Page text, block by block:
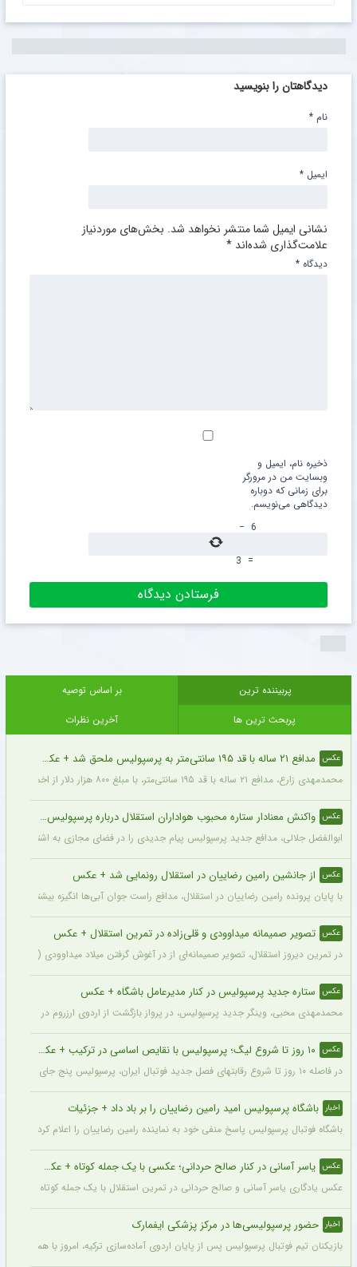
دیدگاهتان را بنویسید
نشانی ایمیل شما منتشر نخواهد شد. بخش‌های موردنیاز
علامت‌گذاری شده‌اند *
دیدگاه *
نام *
ایمیل *
ذخیره نام، ایمیل و
وبسایت من در مرورگر
برای زمانی که دوباره
دیدگاهی می‌نویسم.
6
−
=
3
پربیننده ترین
بر اساس توصیه
پربحث ترین ها
آخرین نظرات
عکس مدافع ۲۱ ساله با قد ۱۹۵ سانتی‌متر به پرسپولیس ملحق شد + عکس
محمدمهدی زارع، مدافع ۲۱ ساله با قد ۱۹۵ سانتی‌متر، با مبلغ ۸۰۰ هزار دلار از اخمت گروژنی به پرسپولیس پیوست.
عکس واکنش معنادار ستاره محبوب هواداران استقلال درباره پرسپولیس + عکس
ابوالفضل جلالی، مدافع جدید پرسپولیس پیام جدیدی را در فضای مجازی به اشتراک
عکس از جانشین رامین رضاییان در استقلال رونمایی شد + عکس
با پایان پرونده رامین رضاییان در استقلال، مدافع راست جوان آبی‌ها انگیزه بیشتری
عکس تصویر صمیمانه میداوودی و قلی‌زاده در تمرین استقلال + عکس
در تمرین دیروز استقلال، تصویر صمیمانه‌ای از در آغوش گرفتن میلاد میداوودی (مربی
عکس ستاره جدید پرسپولیس در کنار مدیرعامل باشگاه + عکس
محمدمهدی محبی، وینگر جدید پرسپولیس، در پرواز بازگشت از اردوی ارزروم در کنار
عکس ۱۰ روز تا شروع لیگ؛ پرسپولیس با نقایص اساسی در ترکیب + عکس
در فاصله ۱۰ روز تا شروع رقابتهای فصل جدید فوتبال ایران، پرسپولیس پنج جای خالی در فهرست بزرگسالان خود می‌بیند و البته نقایصی که در صورت عدم تکمیل تیم، میتواند آسیب بزرگی را در طول فصل به این تیم بزند. سرخپوشان در این پنجره نقل و انتقالات ۸ خرید را انجام دادند اما باتوجه به ضعف اسکواد فصل گذشته و همچنین کنار گذاشتن شش بازیکن، همچنان چند پست در تیم پرسپولیس خالی است.
اخبار باشگاه پرسپولیس امید رامین رضاییان را بر باد داد + جزئیات
باشگاه فوتبال پرسپولیس پاسخ منفی خود به نماینده رامین رضاییان را اعلام کرد.
عکس یاسر آسانی در کنار صالح حردانی؛ عکسی با یک جمله کوتاه + عکس
عکس یادگاری یاسر آسانی و صالح حردانی در تمرین استقلال با یک جمله کوتاه از سوی
اخبار حضور پرسپولیسی‌ها در مرکز پزشکی ایفمارک
بازیکنان تیم فوتبال پرسپولیس پس از پایان اردوی آماده‌سازی ترکیه، امروز با